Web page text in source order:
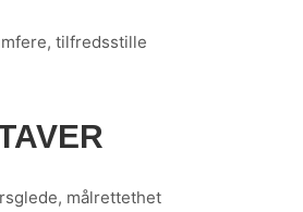
tilfredsstille
målrettethet